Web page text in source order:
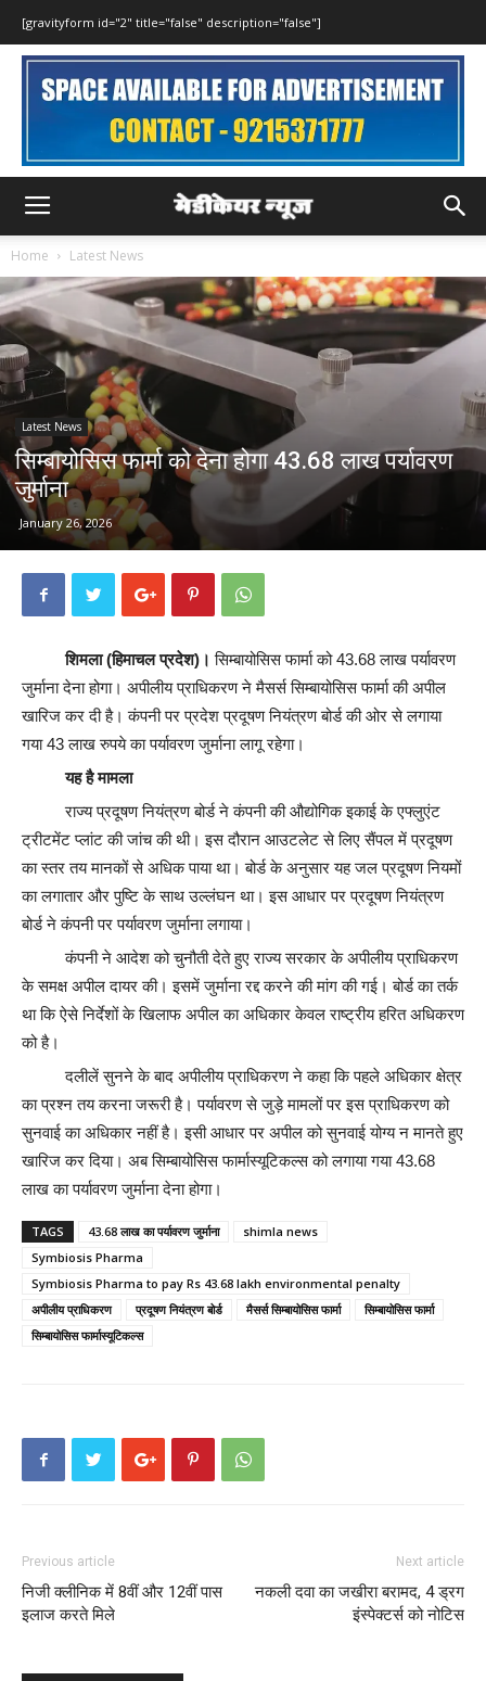
[gravityform id="2" title="false" description="false"]
Home Latest News
Latest News
सिम्बायोसिस फार्मा को देना होगा 43.68 लाख पर्यावरण
जुर्माना
January 26, 2026
शिमला (हिमाचल प्रदेश)। सिम्बायोसिस फार्मा को 43.68 लाख पर्यावरण
जुर्माना देना होगा। अपीलीय प्राधिकरण ने मैसर्स सिम्बायोसिस फार्मा की अपील
खारिज कर दी है। कंपनी पर प्रदेश प्रदूषण नियंत्रण बोर्ड की ओर से लगाया
गया 43 लाख रुपये का पर्यावरण जुर्माना लागू रहेगा।
यह है मामला
राज्य प्रदूषण नियंत्रण बोर्ड ने कंपनी की औद्योगिक इकाई के एफ्लुएंट
ट्रीटमेंट प्लांट की जांच की थी। इस दौरान आउटलेट से लिए सैंपल में प्रदूषण
का स्तर तय मानकों से अधिक पाया था। बोर्ड के अनुसार यह जल प्रदूषण नियमों
का लगातार और पुष्टि के साथ उल्लंघन था। इस आधार पर प्रदूषण नियंत्रण
बोर्ड ने कंपनी पर पर्यावरण जुर्माना लगाया।
कंपनी ने आदेश को चुनौती देते हुए राज्य सरकार के अपीलीय प्राधिकरण
के समक्ष अपील दायर की। इसमें जुर्माना रद्द करने की मांग की गई। बोर्ड का तर्क
था कि ऐसे निर्देशों के खिलाफ अपील का अधिकार केवल राष्ट्रीय हरित अधिकरण
को है।
दलीलें सुनने के बाद अपीलीय प्राधिकरण ने कहा कि पहले अधिकार क्षेत्र
का प्रश्न तय करना जरूरी है। पर्यावरण से जुड़े मामलों पर इस प्राधिकरण को
सुनवाई का अधिकार नहीं है। इसी आधार पर अपील को सुनवाई योग्य न मानते हुए
खारिज कर दिया। अब सिम्बायोसिस फार्मास्यूटिकल्स को लगाया गया 43.68
लाख का पर्यावरण जुर्माना देना होगा।
TAGS 43.68 लाख का पर्यावरण जुर्माना
shimla news
Symbiosis Pharma
Symbiosis Pharma to pay Rs 43.68 lakh environmental penalty
अपीलीय प्राधिकरण
प्रदूषण नियंत्रण बोर्ड मैसर्स सिम्बायोसिस फार्मा
सिम्बायोसिस फार्मा
सिम्बायोसिस फार्मास्यूटिकल्स
Previous article
निजी क्लीनिक में 8वीं और 12वीं पास
इलाज करते मिले
Next article
नकली दवा का जखीरा बरामद, 4 ड्रग
इंस्पेक्टर्स को नोटिस